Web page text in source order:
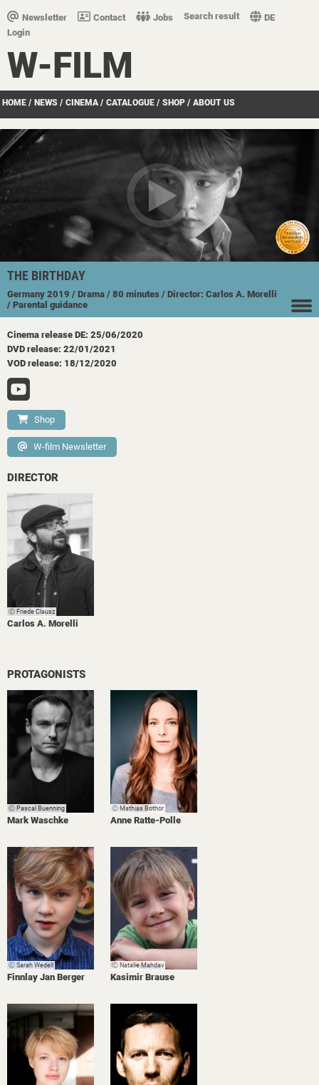
Newsletter Contact Jobs Search result
DE
Login
W-FILM
HOME / NEWS / CINEMA / CATALOGUE / SHOP / ABOUT US
THE BIRTHDAY
Germany 2019 / Drama / 80 minutes / Director: Carlos A. Morelli
/ Parental guidance
Cinema release DE: 25/06/2020
DVD release: 22/01/2021
VOD release: 18/12/2020
Shop
W-film Newsletter
DIRECTOR
Ⓒ Friede Clausz
Carlos A. Morelli
PROTAGONISTS
Ⓒ Pascal Buenning
Mark Waschke
Ⓒ Mathias Bothor
Anne Ratte-Polle
Ⓒ Sarah Wedell
Finnlay Jan Berger
Ⓒ Natalie Mahdav
Kasimir Brause